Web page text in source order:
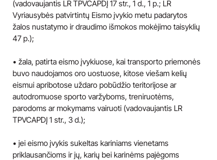
(vadovaujantis LR TPVCAPDĮ 17 str., 1 d., 1 p.; LR
Vyriausybės patvirtintų Eismo įvykio metu padarytos
žalos nustatymo ir draudimo išmokos mokėjimo taisyklių
47 p.);
• žala, patirta eismo įvykiuose, kai transporto priemonės
buvo naudojamos oro uostuose, kitose viešam kelių
eismui apribotose uždaro pobūdžio teritorijose ar
autodromuose sporto varžyboms, treniruotėms,
parodoms ar mokymams vairuoti (vadovaujantis LR
TPVCAPDĮ 1 str., 3 d.);
• jei eismo įvykis sukeltas kariniams vienetams
priklausančioms ir jų, karių bei karinėms pajėgoms